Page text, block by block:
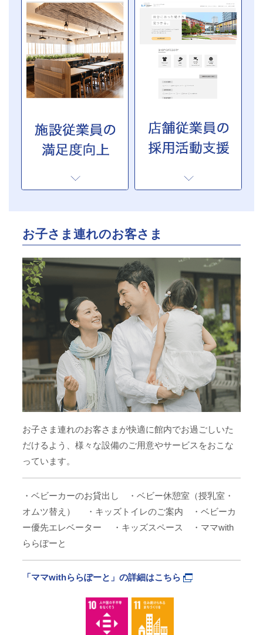
お子さま連れのお客さま
お子さま連れのお客さまが快適に館内でお過ごしいた
だけるよう、様々な設備のご用意やサービスをおこな
っています。
・ベビーカーのお貸出し ・ベビー休憩室（授乳室・
オムツ替え）
・キッズトイレのご案内 ・ベビーカ
ー優先エレベーター
・キッズスペース ・ママwith
ららぽーと
「ママwithららぽーと」の詳細はこちら